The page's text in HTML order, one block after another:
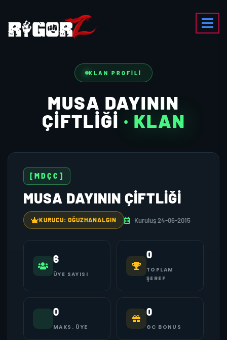
KLAN PROFILI
MUSA DAYININ
ÇİFTLİĞİ · KLAN
[MDÇC]
MUSA DAYININ ÇİFTLİĞİ
KURUCU: OĞUZHANALGIN Kuruluş 24-06-2015
6
ÜYE SAYISI
0
TOPLAM
ŞEREF
0
MAKS. ÜYE
0
GC BONUS